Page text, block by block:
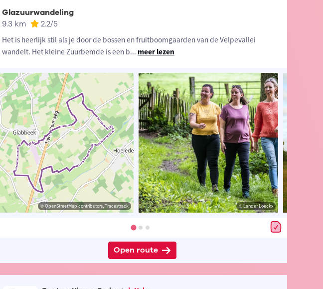
© OpenStreetMap contributors, Tracestrack © Toerisme Vlaams-Brabant
Glazuurwandeling
9.3 km 2.2/5
Het is heerlijk stil als je door de bossen en fruitboomgaarden van de Velpevallei
wandelt. Het kleine Zuurbemde is een b... meer lezen
© OpenStreetMap contributors, Tracestrack © Lander Loeckx
Open route